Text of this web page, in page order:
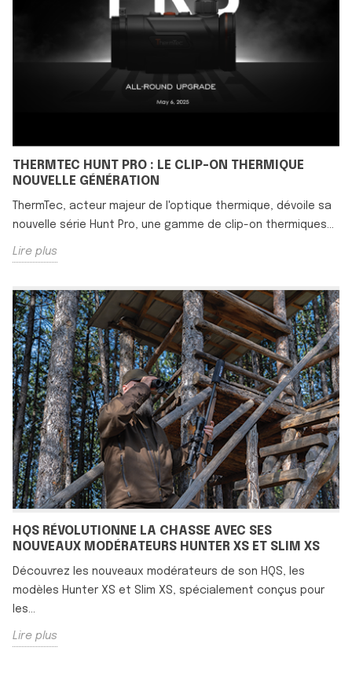
THERMTEC HUNT PRO : LE CLIP-ON THERMIQUE
NOUVELLE GÉNÉRATION
ThermTec, acteur majeur de l'optique thermique, dévoile sa
nouvelle série Hunt Pro, une gamme de clip-on thermiques...
Lire plus
HQS RÉVOLUTIONNE LA CHASSE AVEC SES
NOUVEAUX MODÉRATEURS HUNTER XS ET SLIM XS
Découvrez les nouveaux modérateurs de son HQS, les
modèles Hunter XS et Slim XS, spécialement conçus pour
les...
Lire plus